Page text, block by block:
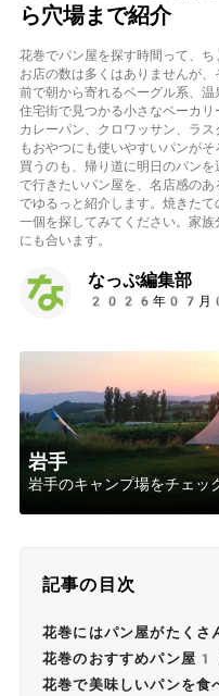
ら穴場まで紹介
花巻でパン屋を探す時間って、ち
お店の数は多くはありませんが
前で朝から寄れるベーグル系、温
住宅街で見つかる小さなベーカ
カレーパン、クロワッサン、ラ
もおやつにも使いやすいパンが
買うのも、帰り道に明日のパン
で行きたいパン屋を、名店感の
でゆるっと紹介します。焼きた
一個を探してみてください。家
にも合います。
なっぷ編集部
2026年07月
岩手
岩手のキャンプ場をチェッ
記事の目次
花巻にはパン屋がたくさ
花巻のおすすめパン屋
花巻で美味しいパンを食